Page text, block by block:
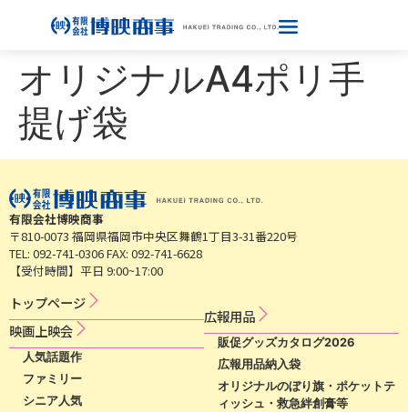
オリジナルA4ポリ手
提げ袋
有限会社博映商事
〒810-0073 福岡県福岡市中央区舞鶴1丁目3-31番220号
TEL: 092-741-0306 FAX: 092-741-6628
【受付時間】平日 9:00~17:00
トップページ
映​画​上​映​会​​
人気話題作
ファミリー
シニア人気
広​報​用​品​
販促グッズカタログ2026
広報用品納入袋
オリジナルのぼり旗・ポケットテ
ィッシュ・救急絆創膏等